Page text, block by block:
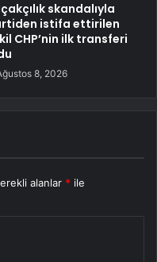
skandalıyla
istifa ettirilen
CHP’nin ilk transferi
8, 2026
alanlar * ile